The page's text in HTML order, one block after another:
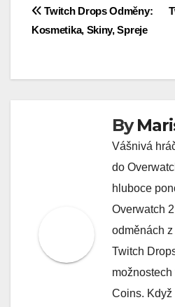
Post
navigation
Twitch Drops Odměny:
Kosmetika, Skiny, Spreje
By
Vášnivá
do
hluboce
Overwatch
odměnách
Twitch
Coins. Když